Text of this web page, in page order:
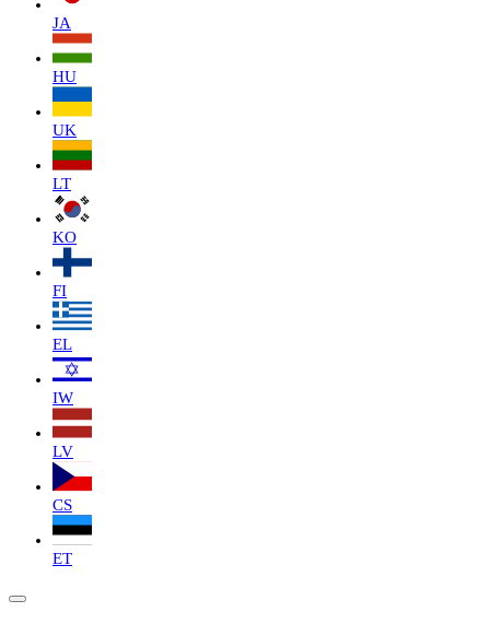
JA
HU
UK
LT
KO
FI
EL
IW
LV
CS
ET